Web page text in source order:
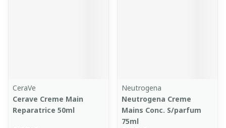
CeraVe
Cerave Creme Main
Reparatrice 50ml
Neutrogena
Neutrogena Creme
Mains Conc. S/parfum
75ml